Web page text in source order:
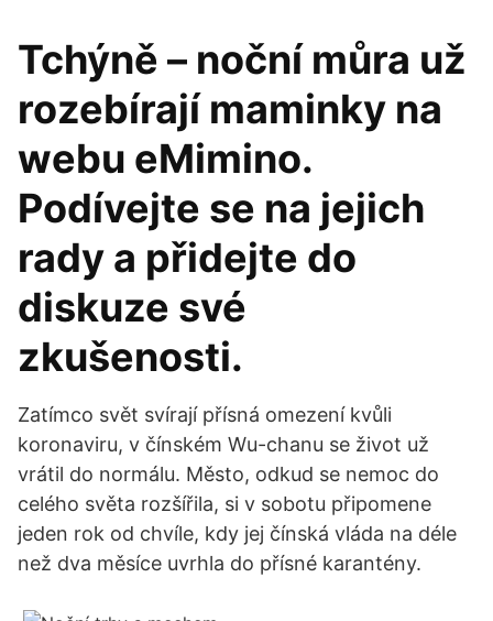
Tchýně – noční můra už
rozebírají maminky na
webu eMimino.
Podívejte se na jejich
rady a přidejte do
diskuze své
zkušenosti.
Zatímco svět svírají přísná omezení kvůli
koronaviru, v čínském Wu-chanu se život už
vrátil do normálu. Město, odkud se nemoc do
celého světa rozšířila, si v sobotu připomene
jeden rok od chvíle, kdy jej čínská vláda na déle
než dva měsíce uvrhla do přísné karantény.